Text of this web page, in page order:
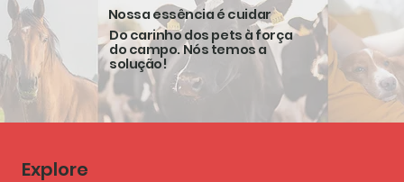
Nossa essência é cuidar
Do carinho dos pets à força
do campo. Nós temos a
solução!
Explore